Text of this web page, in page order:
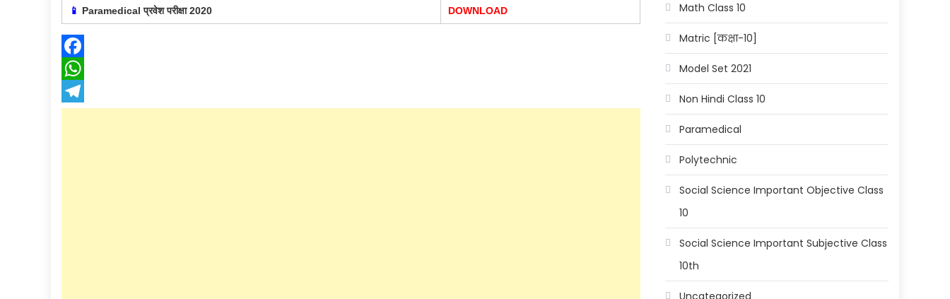
📱 Paramedical प्रवेश परीक्षा 2020 DOWNLOAD
Facebook
WhatsApp
Math Class 10
Matric [कक्षा-10]
Model Set 2021
Non Hindi Class 10
Paramedical
Polytechnic
Social Science Important Objective Class
10
Social Science Important Subjective Class
10th
Uncategorized